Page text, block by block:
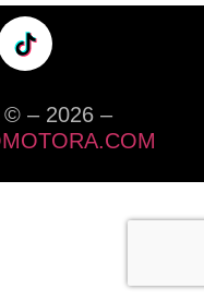
© – 2026 –